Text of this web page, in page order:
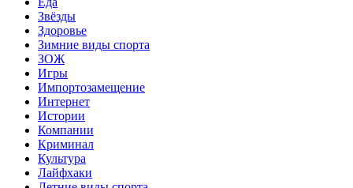
Звёзды
Здоровье
Зимние виды спорта
ЗОЖ
Игры
Импортозамещение
Интернет
Истории
Компании
Криминал
Культура
Лайфхаки